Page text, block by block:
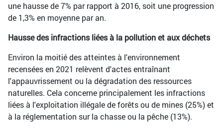
une hausse de 7% par rapport à 2016, soit une progression
de 1,3% en moyenne par an.
Hausse des infractions liées à la pollution et aux déchets
Environ la moitié des atteintes à l'environnement
recensées en 2021 relèvent d'actes entraînant
l'appauvrissement ou la dégradation des ressources
naturelles. Cela concerne principalement les infractions
liées à l'exploitation illégale de forêts ou de mines (25%) et
à la réglementation sur la chasse ou la pêche (13%).